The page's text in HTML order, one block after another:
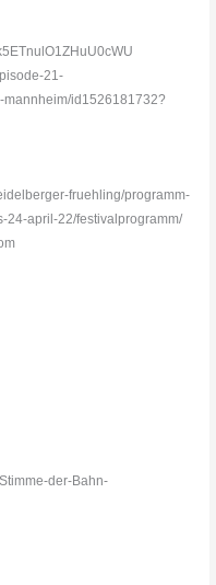
21-
id1526181732?
fruehling/programm-
24-april-22/festivalprogramm/
der-Bahn-